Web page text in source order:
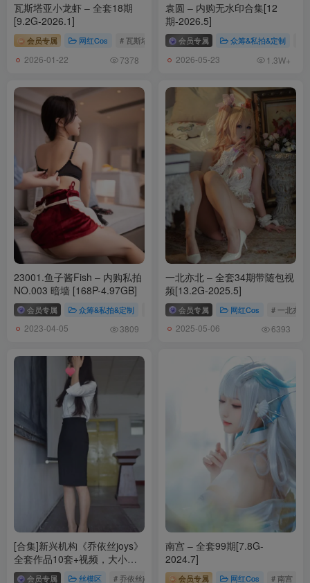
瓦斯塔亚小龙虾 – 全套18期
[9.2G-2026.1]
会员专属 网红Cos # 瓦斯塔亚小龙虾
2026-01-22 7378
袁圆 – 内购无水印合集[12
期-2026.5]
会员专属 众筹&私拍&定制
2026-05-23 1.3W+
23001.鱼子酱Fish – 内购私拍
NO.003 暗墙 [168P-4.97GB]
会员专属 众筹&私拍&定制 # 鱼子酱Fish # 鱼子酱Fish内购私拍
2023-04-05 3809
一北亦北 – 全套34期带随包视
频[13.2G-2025.5]
会员专属 网红Cos # 一北亦北
2025-05-06 6393
[合集]新兴机构《乔依丝joys》
全套作品10套+视频，大小
7.17G会员专属 丝模区 # 乔依丝joys # 乔依丝
南宫 – 全套99期[7.8G-
2024.7]
会员专属 网红Cos # 南宫